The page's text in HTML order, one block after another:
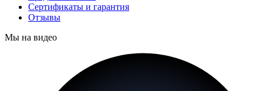
Сертификаты и гарантия
Отзывы
Мы на видео